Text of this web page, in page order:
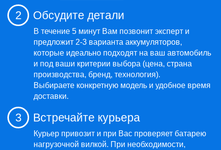
2 Обсудите детали
В течение 5 минут Вам позвонит эксперт и
предложит 2-3 варианта аккумуляторов,
которые идеально подходят на ваш автомобиль
и под ваши критерии выбора (цена, страна
производства, бренд, технология).
Выбираете конкретную модель и удобное время
доставки.
3 Встречайте курьера
Курьер привозит и при Вас проверяет батарею
нагрузочной вилкой. При необходимости,